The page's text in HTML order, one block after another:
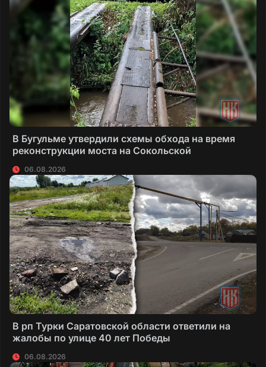
В Бугульме утвердили схемы обхода на время
реконструкции моста на Сокольской
06.08.2026
В рп Турки Саратовской области ответили на
жалобы по улице 40 лет Победы
06.08.2026